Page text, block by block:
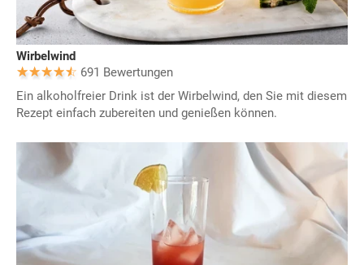
Wirbelwind
691 Bewertungen
Ein alkoholfreier Drink ist der Wirbelwind, den Sie mit diesem
Rezept einfach zubereiten und genießen können.